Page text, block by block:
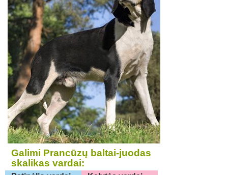
Galimi Prancūzų baltai-juodas
skalikas vardai: